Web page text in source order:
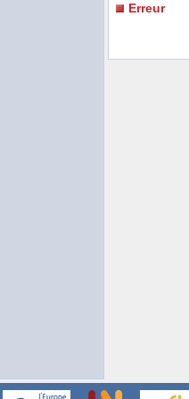
Erreur